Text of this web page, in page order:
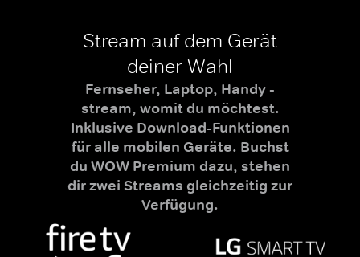
Stream auf dem Gerät
deiner Wahl
Fernseher, Laptop, Handy -
stream, womit du möchtest.
Inklusive Download-Funktionen
für alle mobilen Geräte. Buchst
du WOW Premium dazu, stehen
dir zwei Streams gleichzeitig zur
Verfügung.